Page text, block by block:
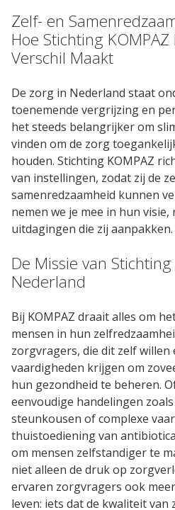
CAPP EPA
Agile Air
Agile QR
Agile Programs
CAPP
Spruitje
Zorgcontent
Oplossingen
Compliance Management
Online Academie
Extern Leerportaal
Maak zelf e-learning
Zorgonderwijs met EPA's
Performance Support
Zelf- en
Hoe Stichting
Verschil Maakt
De zorg in Nederland staat
toenemende vergrijzing en
het steeds belangrijker om
vinden om de zorg
houden. Stichting KOMPAZ
van instellingen, zodat zij de
samenredzaamheid kunnen
nemen we je mee in hun
uitdagingen die zij aanpakken.
De Missie van Stichting
Nederland
Bij KOMPAZ draait alles om
mensen in hun
zorgvragers, die dit zelf willen
vaardigheden krijgen om
hun gezondheid te beheren.
eenvoudige handelingen
steunkousen of complexe
thuistoediening van
om mensen zelfstandiger te
niet alleen de druk op
ervaren zorgvragers ook
leven: iets dat de kwaliteit